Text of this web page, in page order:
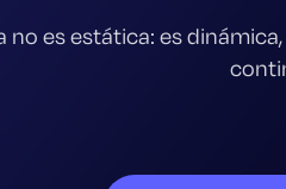
es estática: es